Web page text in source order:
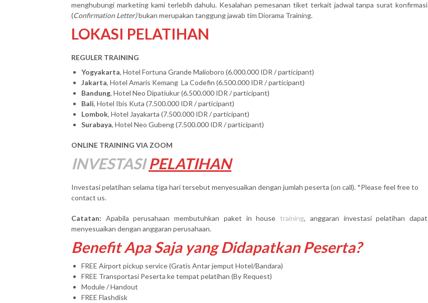
menghubungi marketing kami terlebih dahulu. Kesalahan pemesanan tiket terkait jadwal tanpa surat konfirmasi
(Confirmation Letter)bukan merupakan tanggung jawab tim Diorama Training.
LOKASI PELATIHAN
REGULER TRAINING
Yogyakarta, Hotel Fortuna Grande Malioboro (6.000.000 IDR / participant)
Jakarta, Hotel Amaris Kemang La Codefin (6.500.000 IDR / participant)
Bandung, Hotel Neo Dipatiukur (6.500.000 IDR / participant)
Bali, Hotel Ibis Kuta (7.500.000 IDR / participant)
Lombok, Hotel Jayakarta (7.500.000 IDR / participant)
Surabaya, Hotel Neo Gubeng (7.500.000 IDR / participant)
ONLINE TRAINING VIA ZOOM
INVESTASI PELATIHAN
Investasi pelatihan selama tiga hari tersebut menyesuaikan dengan jumlah peserta (on call). *Please feel free to
contact us.
Catatan: Apabila perusahaan membutuhkan paket in house training, anggaran investasi pelatihan dapat
menyesuaikan dengan anggaran perusahaan.
Benefit Apa Saja yang Didapatkan Peserta?
FREE Airport pickup service (Gratis Antar jemput Hotel/Bandara)
FREE Transportasi Peserta ke tempat pelatihan (By Request)
Module / Handout
FREE Flashdisk